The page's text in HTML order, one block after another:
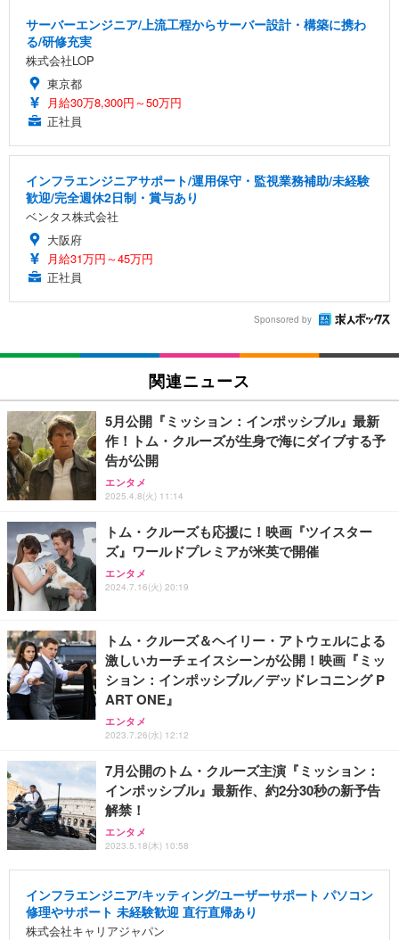
サーバーエンジニア/上流工程からサーバー設計・構築に携わ
る/研修充実
株式会社LOP
東京都
月給30万8,300円～50万円
正社員
インフラエンジニアサポート/運用保守・監視業務補助/未経験
歓迎/完全週休2日制・賞与あり
ベンタス株式会社
大阪府
月給31万円～45万円
正社員
Sponsored by
関連ニュース
5月公開『ミッション：インポッシブル』最新
作！トム・クルーズが生身で海にダイブする予
告が公開
エンタメ
2025.4.8(火) 11:14
トム・クルーズも応援に！映画『ツイスター
ズ』ワールドプレミアが米英で開催
エンタメ
2024.7.16(火) 20:19
トム・クルーズ＆ヘイリー・アトウェルによる
激しいカーチェイスシーンが公開！映画『ミッ
ション：インポッシブル／デッドレコニング P
ART ONE』
エンタメ
2023.7.26(水) 12:12
7月公開のトム・クルーズ主演『ミッション：
インポッシブル』最新作、約2分30秒の新予告
解禁！
エンタメ
2023.5.18(木) 10:58
インフラエンジニア/キッティング/ユーザーサポート パソコン
修理やサポート 未経験歓迎 直行直帰あり
株式会社キャリアジャパン